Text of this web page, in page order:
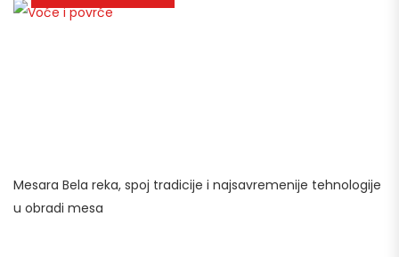
Mesara Bela reka, spoj tradicije i najsavremenije tehnologije
u obradi mesa